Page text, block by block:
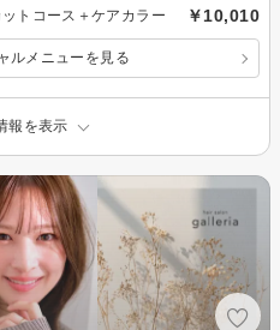
トコース＋ケアカラー ￥10,010
ルメニューを見る
報を表示